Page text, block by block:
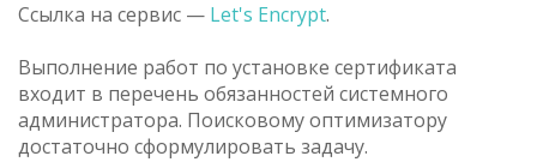
Ссылка на сервис — Let's Encrypt.
Выполнение работ по установке сертификата
входит в перечень обязанностей системного
администратора. Поисковому оптимизатору
достаточно сформулировать задачу.